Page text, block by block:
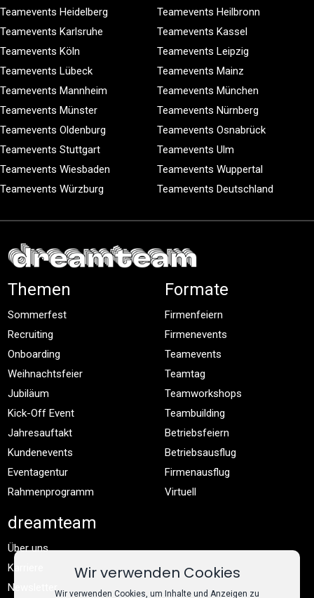
Teamevents Heidelberg
Teamevents Heilbronn
Teamevents Karlsruhe
Teamevents Kassel
Teamevents Köln
Teamevents Leipzig
Teamevents Lübeck
Teamevents Mainz
Teamevents Mannheim
Teamevents München
Teamevents Münster
Teamevents Nürnberg
Teamevents Oldenburg
Teamevents Osnabrück
Teamevents Stuttgart
Teamevents Ulm
Teamevents Wiesbaden
Teamevents Wuppertal
Teamevents Würzburg
Teamevents Deutschland
Themen
Sommerfest
Recruiting
Onboarding
Weihnachtsfeier
Jubiläum
Kick-Off Event
Jahresauftakt
Kundenevents
Eventagentur
Rahmenprogramm
Formate
Firmenfeiern
Firmenevents
Teamevents
Teamtag
Teamworkshops
Teambuilding
Betriebsfeiern
Betriebsausflug
Firmenausflug
Virtuell
dreamteam
Über uns
Karriere
Newsletter
Wir verwenden Cookies
Wir verwenden Cookies, um Inhalte und Anzeigen zu